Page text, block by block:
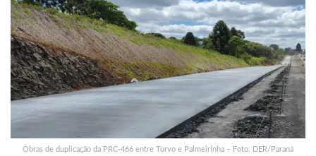
Obras de duplicação da PRC-466 entre Turvo e Palmeirinha – Foto: DER/Paraná